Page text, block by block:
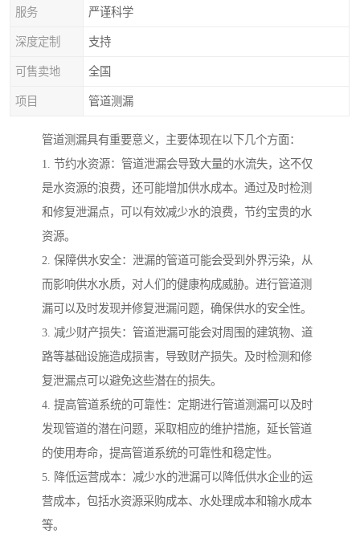
服务 严谨科学
深度定制 支持
可售卖地 全国
项目 管道测漏
管道测漏具有重要意义，主要体现在以下几个方面：
1. 节约水资源：管道泄漏会导致大量的水流失，这不仅
是水资源的浪费，还可能增加供水成本。通过及时检测
和修复泄漏点，可以有效减少水的浪费，节约宝贵的水
资源。
2. 保障供水安全：泄漏的管道可能会受到外界污染，从
而影响供水水质，对人们的健康构成威胁。进行管道测
漏可以及时发现并修复泄漏问题，确保供水的安全性。
3. 减少财产损失：管道泄漏可能会对周围的建筑物、道
路等基础设施造成损害，导致财产损失。及时检测和修
复泄漏点可以避免这些潜在的损失。
4. 提高管道系统的可靠性：定期进行管道测漏可以及时
发现管道的潜在问题，采取相应的维护措施，延长管道
的使用寿命，提高管道系统的可靠性和稳定性。
5. 降低运营成本：减少水的泄漏可以降低供水企业的运
营成本，包括水资源采购成本、水处理成本和输水成本
等。